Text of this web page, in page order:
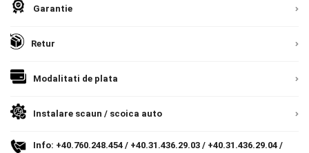
Copyright 2026 BabyMatters
Garantie
Retur
Modalitati de plata
Instalare scaun / scoica auto
Info: +40.760.248.454 / +40.31.436.29.03 / +40.31.436.29.04 /